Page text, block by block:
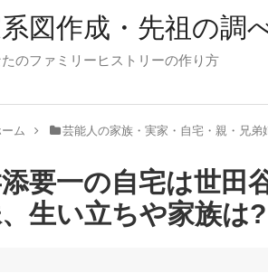
図作成・先祖の調
のファミリーヒストリーの作り方
ム 芸能人の家族・実家・自宅・親・兄弟
要一の自宅は世田
生い立ちや家族は?